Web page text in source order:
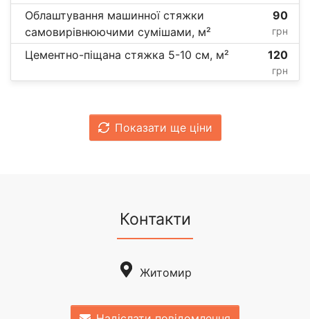
Облаштування машинної стяжки
самовирівнюючими сумішами, м²
90
грн
Цементно-піщана стяжка 5-10 см, м² 120
грн
Показати ще ціни
Контакти
Житомир